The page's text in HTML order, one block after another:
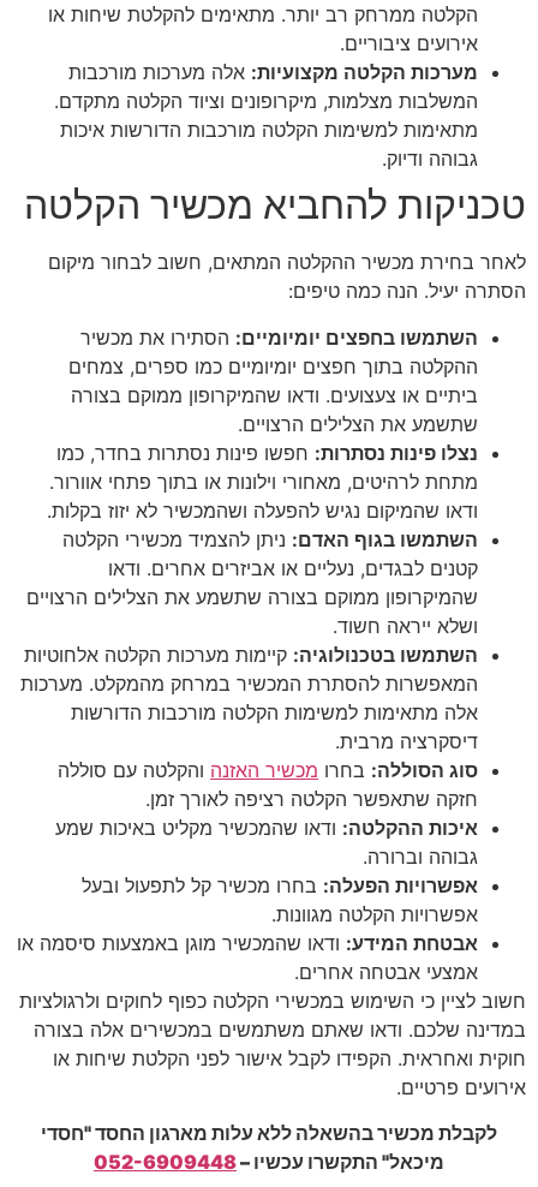
הקלטה ממרחק רב יותר. מתאימים להקלטת שיחות או
אירועים ציבוריים.
מערכות הקלטה מקצועיות: אלה מערכות מורכבות
המשלבות מצלמות, מיקרופונים וציוד הקלטה מתקדם.
מתאימות למשימות הקלטה מורכבות הדורשות איכות
גבוהה ודיוק.
טכניקות להחביא מכשיר הקלטה
לאחר בחירת מכשיר ההקלטה המתאים, חשוב לבחור מיקום
הסתרה יעיל. הנה כמה טיפים:
השתמשו בחפצים יומיומיים: הסתירו את מכשיר
ההקלטה בתוך חפצים יומיומיים כמו ספרים, צמחים
ביתיים או צעצועים. ודאו שהמיקרופון ממוקם בצורה
שתשמע את הצלילים הרצויים.
נצלו פינות נסתרות: חפשו פינות נסתרות בחדר, כמו
מתחת לרהיטים, מאחורי וילונות או בתוך פתחי אוורור.
ודאו שהמיקום נגיש להפעלה ושהמכשיר לא יזוז בקלות.
השתמשו בגוף האדם: ניתן להצמיד מכשירי הקלטה
קטנים לבגדים, נעליים או אביזרים אחרים. ודאו
שהמיקרופון ממוקם בצורה שתשמע את הצלילים הרצויים
ושלא ייראה חשוד.
השתמשו בטכנולוגיה: קיימות מערכות הקלטה אלחוטיות
המאפשרות להסתרת המכשיר במרחק מהמקלט. מערכות
אלה מתאימות למשימות הקלטה מורכבות הדורשות
דיסקרציה מרבית.
סוג הסוללה: בחרו מכשיר האזנה והקלטה עם סוללה
חזקה שתאפשר הקלטה רציפה לאורך זמן.
איכות ההקלטה: ודאו שהמכשיר מקליט באיכות שמע
גבוהה וברורה.
אפשרויות הפעלה: בחרו מכשיר קל לתפעול ובעל
אפשרויות הקלטה מגוונות.
אבטחת המידע: ודאו שהמכשיר מוגן באמצעות סיסמה או
אמצעי אבטחה אחרים.
חשוב לציין כי השימוש במכשירי הקלטה כפוף לחוקים ולרגולציות
במדינה שלכם. ודאו שאתם משתמשים במכשירים אלה בצורה
חוקית ואחראית. הקפידו לקבל אישור לפני הקלטת שיחות או
אירועים פרטיים.
לקבלת מכשיר בהשאלה ללא עלות מארגון החסד "חסדי
מיכאל" התקשרו עכשיו –052-6909448